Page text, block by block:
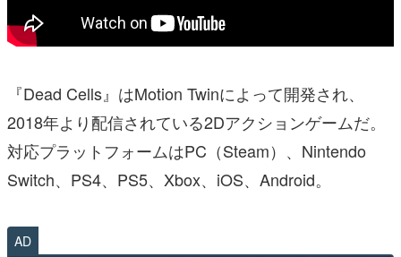
『Dead Cells』はMotion Twinによって開発され、
2018年より配信されている2Dアクションゲームだ。
対応プラットフォームはPC（Steam）、Nintendo
Switch、PS4、PS5、Xbox、iOS、Android。
AD